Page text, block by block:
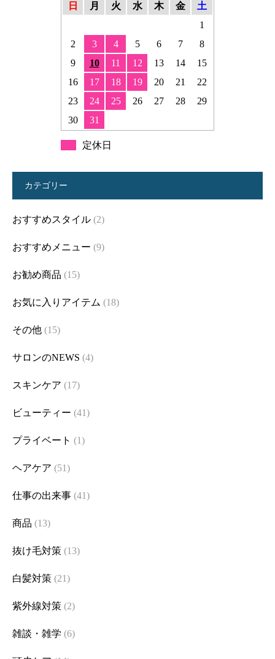
日
月 火 水 木 金
土
1
2
3 4 5 6 7
8
9
10 11 12 13 14
15
16
17 18 19 20 21
22
23
24 25 26 27 28
29
30
31
定休日
カテゴリー
おすすめスタイル (2)
おすすめメニュー (9)
お勧め商品 (15)
お気に入りアイテム (18)
その他 (15)
サロンのNEWS (4)
スキンケア (17)
ビューティー (41)
プライベート (1)
ヘアケア (51)
仕事の出来事 (41)
商品 (13)
抜け毛対策 (13)
白髪対策 (21)
紫外線対策 (2)
雑談・雑学 (6)